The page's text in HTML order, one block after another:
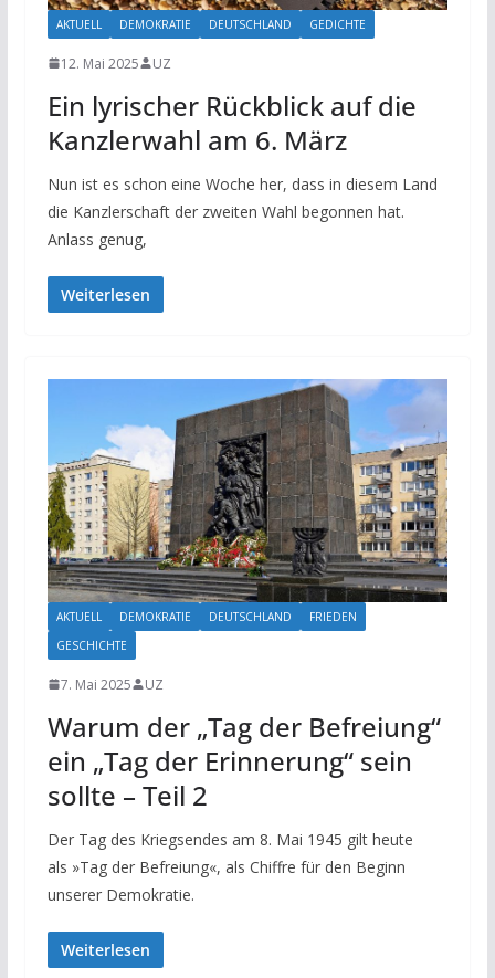
AKTUELL DEMOKRATIE DEUTSCHLAND GEDICHTE
12. Mai 2025 UZ
Ein lyrischer Rückblick auf die
Kanzlerwahl am 6. März
Nun ist es schon eine Woche her, dass in diesem Land
die Kanzlerschaft der zweiten Wahl begonnen hat.
Anlass genug,
Weiterlesen
AKTUELL DEMOKRATIE DEUTSCHLAND
FRIEDEN
GESCHICHTE
7. Mai 2025 UZ
Warum der „Tag der Befreiung“
ein „Tag der Erinnerung“ sein
sollte – Teil 2
Der Tag des Kriegsendes am 8. Mai 1945 gilt heute
als »Tag der Befreiung«, als Chiffre für den Beginn
unserer Demokratie.
Weiterlesen